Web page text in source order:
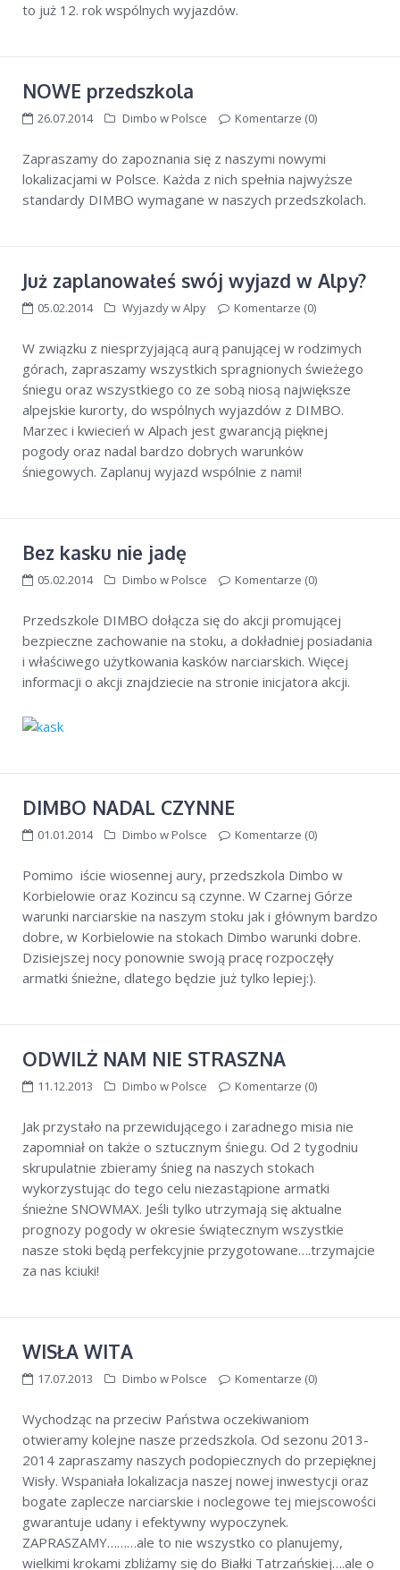
to już 12. rok wspólnych wyjazdów.
NOWE przedszkola
26.07.2014 Dimbo w Polsce Komentarze (0)
Zapraszamy do zapoznania się z naszymi nowymi
lokalizacjami w Polsce. Każda z nich spełnia najwyższe
standardy DIMBO wymagane w naszych przedszkolach.
Już zaplanowałeś swój wyjazd w Alpy?
05.02.2014 Wyjazdy w Alpy Komentarze (0)
W związku z niesprzyjającą aurą panującej w rodzimych
górach, zapraszamy wszystkich spragnionych świeżego
śniegu oraz wszystkiego co ze sobą niosą największe
alpejskie kurorty, do wspólnych wyjazdów z DIMBO.
Marzec i kwiecień w Alpach jest gwarancją pięknej
pogody oraz nadal bardzo dobrych warunków
śniegowych. Zaplanuj wyjazd wspólnie z nami!
Bez kasku nie jadę
05.02.2014 Dimbo w Polsce Komentarze (0)
Przedszkole DIMBO dołącza się do akcji promującej
bezpieczne zachowanie na stoku, a dokładniej posiadania
i właściwego użytkowania kasków narciarskich. Więcej
informacji o akcji znajdziecie na stronie inicjatora akcji.
DIMBO NADAL CZYNNE
01.01.2014 Dimbo w Polsce Komentarze (0)
Pomimo iście wiosennej aury, przedszkola Dimbo w
Korbielowie oraz Kozincu są czynne. W Czarnej Górze
warunki narciarskie na naszym stoku jak i głównym bardzo
dobre, w Korbielowie na stokach Dimbo warunki dobre.
Dzisiejszej nocy ponownie swoją pracę rozpoczęły
armatki śnieżne, dlatego będzie już tylko lepiej:).
ODWILŻ NAM NIE STRASZNA
11.12.2013 Dimbo w Polsce Komentarze (0)
Jak przystało na przewidującego i zaradnego misia nie
zapomniał on także o sztucznym śniegu. Od 2 tygodniu
skrupulatnie zbieramy śnieg na naszych stokach
wykorzystując do tego celu niezastąpione armatki
śnieżne SNOWMAX. Jeśli tylko utrzymają się aktualne
prognozy pogody w okresie świątecznym wszystkie
nasze stoki będą perfekcyjnie przygotowane….trzymajcie
za nas kciuki!
WISŁA WITA
17.07.2013 Dimbo w Polsce Komentarze (0)
Wychodząc na przeciw Państwa oczekiwaniom
otwieramy kolejne nasze przedszkola. Od sezonu 2013-
2014 zapraszamy naszych podopiecznych do przepięknej
Wisły. Wspaniała lokalizacja naszej nowej inwestycji oraz
bogate zaplecze narciarskie i noclegowe tej miejscowości
gwarantuje udany i efektywny wypoczynek.
ZAPRASZAMY………ale to nie wszystko co planujemy,
wielkimi krokami zbliżamy się do Białki Tatrzańskiej….ale o